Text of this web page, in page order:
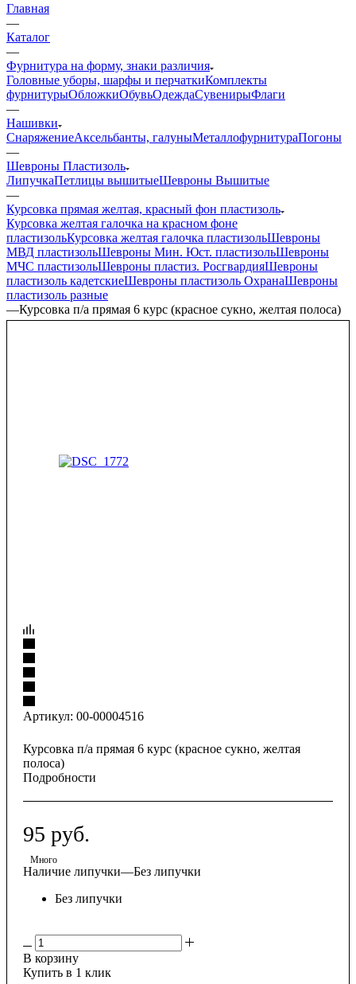
Главная
—
Каталог
—
Фурнитура на форму, знаки различия
Головные уборы, шарфы и перчаткиКомплекты
фурнитурыОбложкиОбувьОдеждаСувенирыФлаги
—
Нашивки
СнаряжениеАксельбанты, галуныМеталлофурнитураПогоны
—
Шевроны Пластизоль
ЛипучкаПетлицы вышитыеШевроны Вышитые
—
Курсовка прямая желтая, красный фон пластизоль
Курсовка желтая галочка на красном фоне
пластизольКурсовка желтая галочка пластизольШевроны
МВД пластизольШевроны Мин. Юст. пластизольШевроны
МЧС пластизольШевроны пластиз. РосгвардияШевроны
пластизоль кадетскиеШевроны пластизоль ОхранаШевроны
пластизоль разные
—Курсовка п/а прямая 6 курс (красное сукно, желтая полоса)
Артикул: 00-00004516
Курсовка п/а прямая 6 курс (красное сукно, желтая
полоса)
Подробности
95 руб.
Много
Наличие липучки—Без липучки
Без липучки
В корзину
Купить в 1 клик